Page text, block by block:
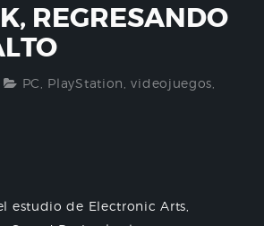
REGRESANDO
PC PlayStation ,videojuegos
estudio de Electronic Arts,